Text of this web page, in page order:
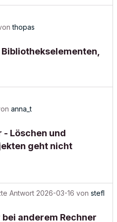
thopas
anna_t
Löschen und
geht nicht
Antwort 2026-03-16 von stefl
anderem Rechner